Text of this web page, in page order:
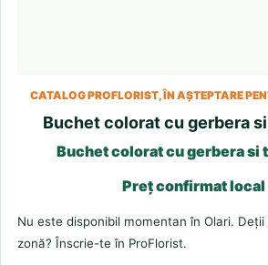
CATALOG PROFLORIST, ÎN AȘTEPTARE
Buchet colorat cu gerbera
Buchet colorat cu gerbera si
Preț confirmat local
Nu este disponibil momentan în Olari.
zonă? Înscrie-te în ProFlorist.